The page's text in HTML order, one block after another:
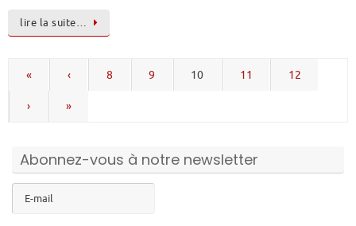
lire la suite…
« ‹ 8 9 10 11 12
› »
Abonnez-vous à notre newsletter